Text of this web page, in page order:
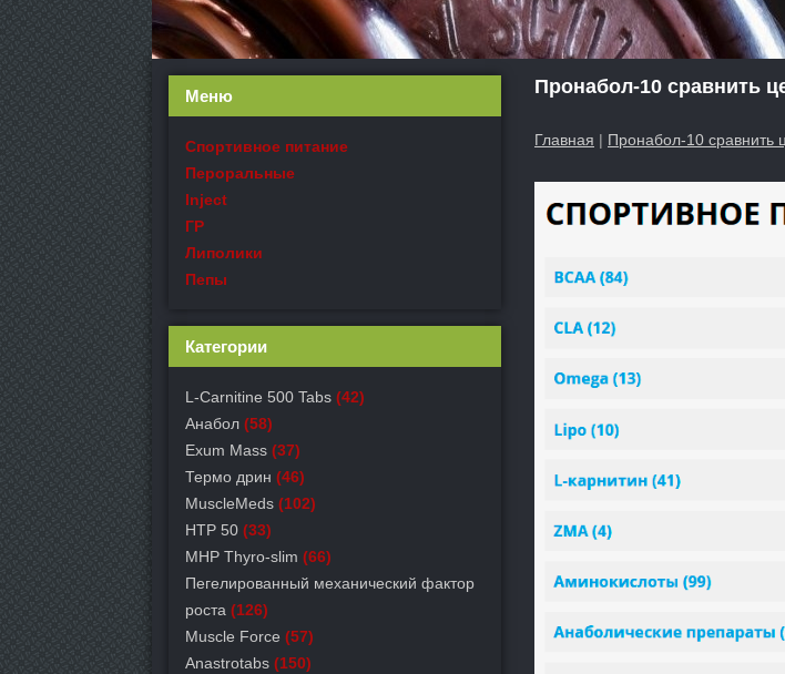
Пронабол-10 сравнить
Главная | Пронабол-10 сравнить
Меню
Спортивное питание
Пероральные
Inject
ГР
Липолики
Пепы
Категории
L-Carnitine 500 Tabs (42)
Анабол (58)
Exum Mass (37)
Термо дрин (46)
MuscleMeds (102)
HTP 50 (33)
MHP Thyro-slim (66)
Пегелированный механический фактор
роста (126)
Muscle Force (57)
Anastrotabs (150)